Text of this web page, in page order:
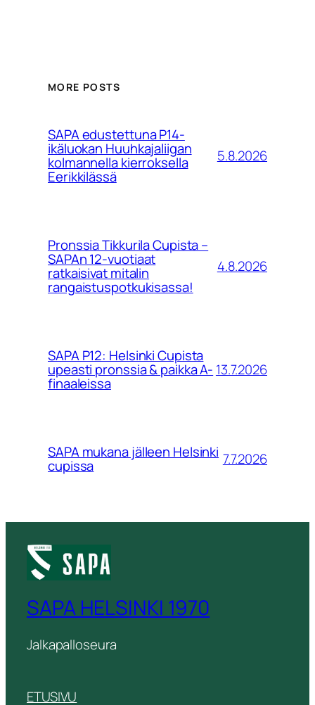
MORE POSTS
SAPA edustettuna P14-
ikäluokan Huuhkajaliigan
kolmannella kierroksella
Eerikkilässä
5.8.2026
Pronssia Tikkurila Cupista –
SAPAn 12-vuotiaat
ratkaisivat mitalin
rangaistuspotkukisassa!
4.8.2026
SAPA P12: Helsinki Cupista
upeasti pronssia & paikka A-
finaaleissa
13.7.2026
SAPA mukana jälleen Helsinki
cupissa 7.7.2026
SAPA HELSINKI 1970
Jalkapalloseura
ETUSIVU